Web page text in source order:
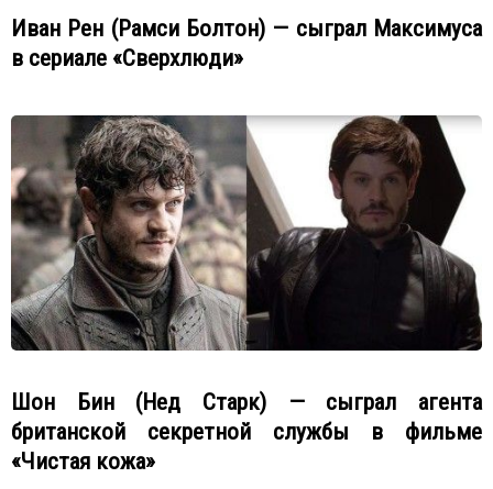
Иван Рен (Рамси Болтон) — сыграл Максимуса
в сериале «Сверхлюди»
Шон Бин (Нед Старк) — сыграл агента
британской секретной службы в фильме
«Чистая кожа»